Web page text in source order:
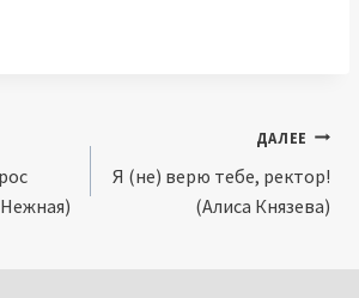
ДАЛЕЕ
Я (не) верю тебе, ректор!
(Алиса Князева)